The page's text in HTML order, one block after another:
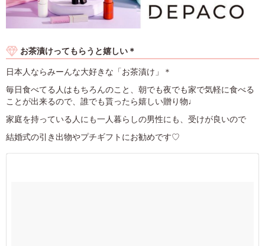
お茶漬けってもらうと嬉しい＊
日本人ならみーんな大好きな「お茶漬け」＊
毎日食べてる人はもちろんのこと、朝でも夜でも家で気軽に食べる
ことが出来るので、誰でも貰ったら嬉しい贈り物♩
家庭を持っている人にも一人暮らしの男性にも、受けが良いので
結婚式の引き出物やプチギフトにお勧めです♡